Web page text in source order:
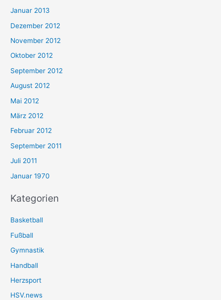
Januar 2013
Dezember 2012
November 2012
Oktober 2012
September 2012
August 2012
Mai 2012
März 2012
Februar 2012
September 2011
Juli 2011
Januar 1970
Kategorien
Basketball
Fußball
Gymnastik
Handball
Herzsport
HSV.news